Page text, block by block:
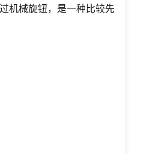
机械旋钮，是一种比较先